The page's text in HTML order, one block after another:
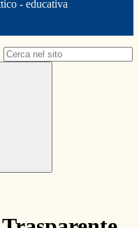
- educativa